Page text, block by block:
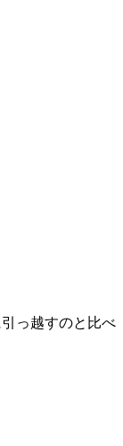
っ越すのと比べ